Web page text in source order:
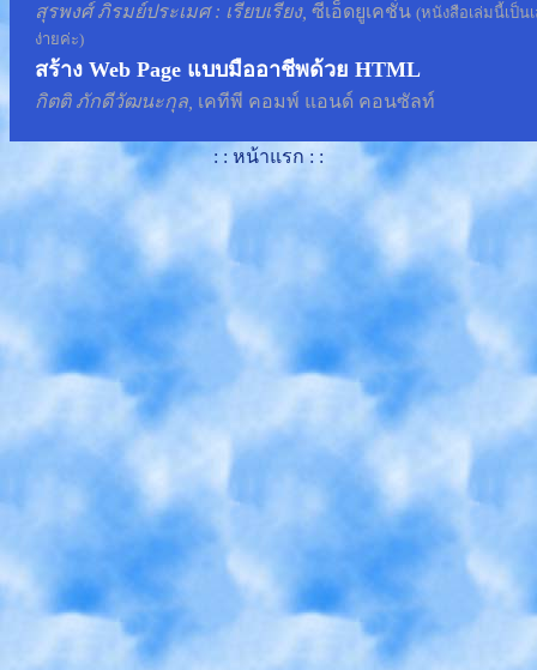
สุรพงศ์ ภิรมย์ประเมศ : เรียบเรียง, ซีเอ็ดยูเคชั่น (หนังสือเล่มนี้เป็น
ง่ายค่ะ)
สร้าง Web Page แบบมืออาชีพด้วย HTML
กิตติ ภักดีวัฒนะกุล, เคทีพี คอมพ์ แอนด์ คอนซัลท์
: : หน้าแรก : :